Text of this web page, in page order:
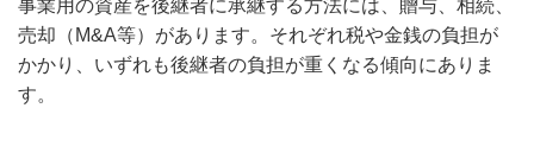
事業用の資産を後継者に承継する方法には、贈与、相続、
売却（M&A等）があります。それぞれ税や金銭の負担が
かかり、いずれも後継者の負担が重くなる傾向にありま
す。